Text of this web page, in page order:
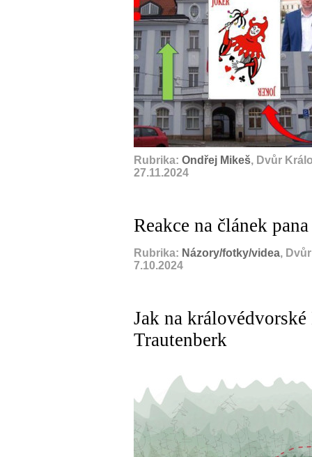
Rubrika: Ondřej Mikeš, Dvůr
27.11.2024
Reakce na článek
Rubrika: Názory/fotky/videa,
7.10.2024
Jak na
Trautenberk